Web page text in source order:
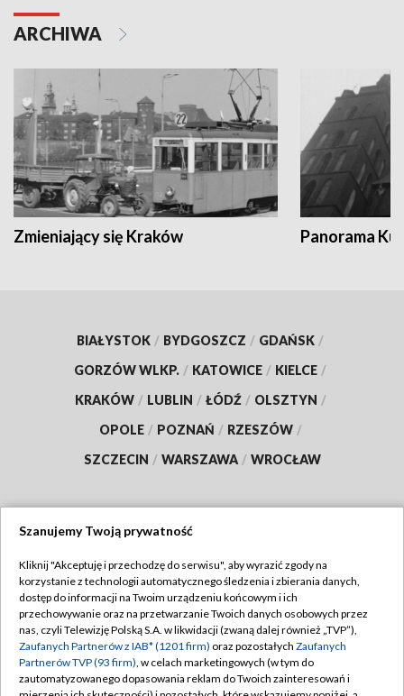
ARCHIWA
Zmieniający się Kraków Panorama
BIAŁYSTOK / BYDGOSZCZ / GDAŃSK /
GORZÓW WLKP. / KATOWICE / KIELCE /
KRAKÓW / LUBLIN / ŁÓDŹ / OLSZTYN /
OPOLE / POZNAŃ / RZESZÓW /
SZCZECIN / WARSZAWA / WROCŁAW
TVP
Abonament TVP
Emisja w TVP
Centrum informacji TVP
Regulamin TVP
Polityka prywatności
Moje zgody
Szanujemy Twoją prywatność
Kliknij "Akceptuję i przechodzę do serwisu", aby wyrazić zgody na
korzystanie z technologii automatycznego śledzenia i zbierania danych,
dostęp do informacji na Twoim urządzeniu końcowym i ich
przechowywanie oraz na przetwarzanie Twoich danych osobowych przez
nas, czyli Telewizję Polską S.A. w likwidacji (zwaną dalej również „TVP”),
Zaufanych Partnerów z IAB* (1201 firm) oraz pozostałych Zaufanych
Partnerów TVP (93 firm), w celach marketingowych (w tym do
zautomatyzowanego dopasowania reklam do Twoich zainteresowań i